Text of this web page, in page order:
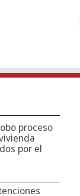
proceso
por el